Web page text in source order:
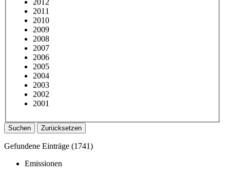
2011
2010
2009
2008
2007
2006
2005
2004
2003
2002
2001
Suchen Zurücksetzen
Gefundene Einträge (1741)
Emissionen